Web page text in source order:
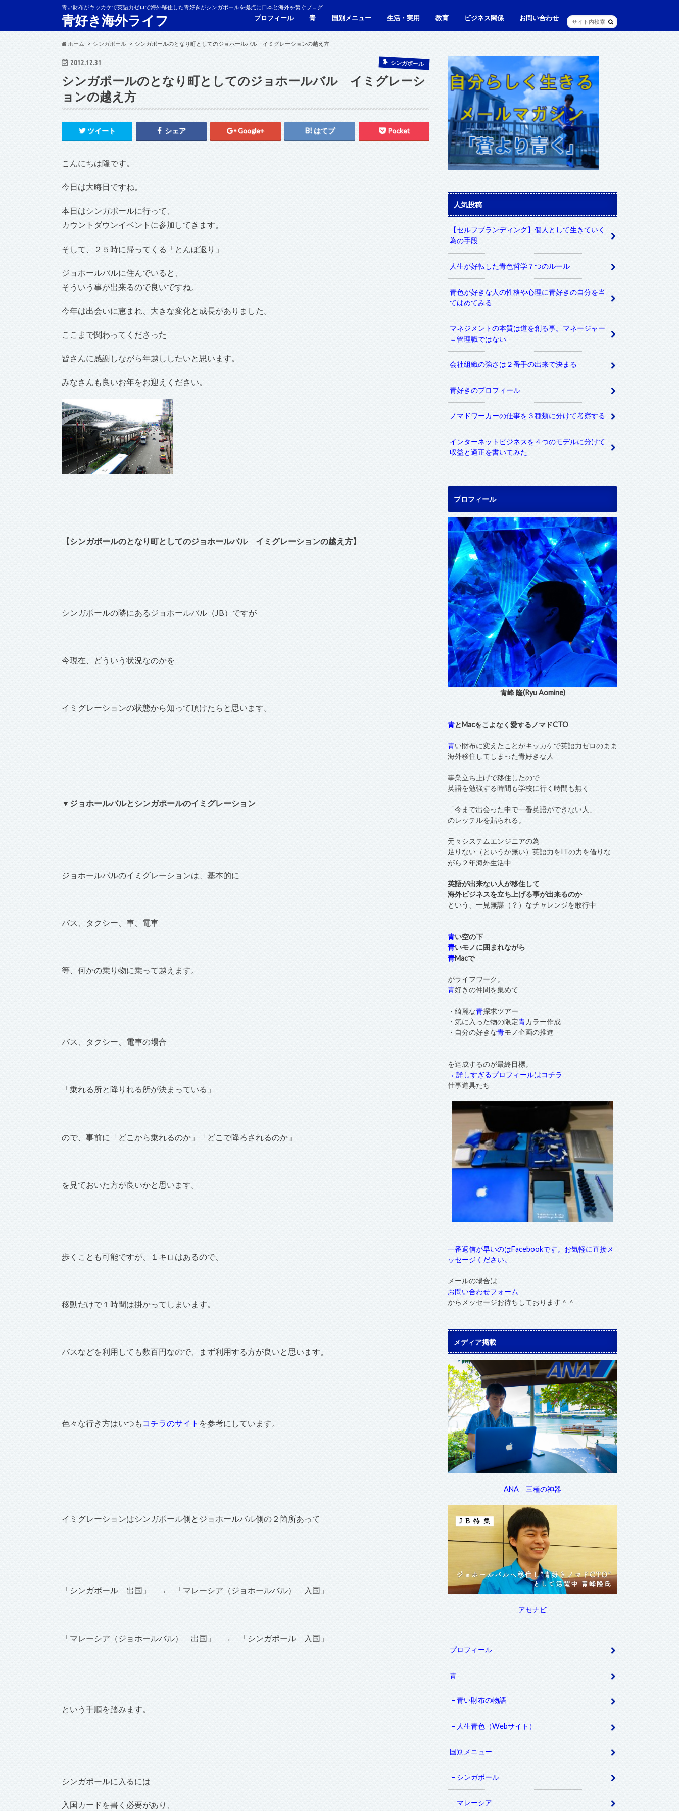
青い財布がキッカケで英語力ゼロで海外移住した青好きがシンガポールを拠点に日本と海外を繋ぐブログ
青好き海外ライフ プロフィール 青 国別メニュー 生活・実用 教育 ビジネス関係 お問い合わせ
ホーム シンガポール シンガポールのとなり町としてのジョホールバル イミグレーションの越え方
2012.12.31 シンガポール
シンガポールのとなり町としてのジョホールバル イミグレーシ
ョンの越え方
ツイート シェア Google+ はてブ Pocket
こんにちは隆です。
今日は大晦日ですね。
本日はシンガポールに行って、
カウントダウンイベントに参加してきます。
そして、２５時に帰ってくる「とんぼ返り」
ジョホールバルに住んでいると、
そういう事が出来るので良いですね。
今年は出会いに恵まれ、大きな変化と成長がありました。
ここまで関わってくださった
皆さんに感謝しながら年越ししたいと思います。
みなさんも良いお年をお迎えください。
【シンガポールのとなり町としてのジョホールバル イミグレーションの越え方】
シンガポールの隣にあるジョホールバル（JB）ですが
今現在、どういう状況なのかを
イミグレーションの状態から知って頂けたらと思います。
▼ジョホールバルとシンガポールのイミグレーション
ジョホールバルのイミグレーションは、基本的に
バス、タクシー、車、電車
等、何かの乗り物に乗って越えます。
バス、タクシー、電車の場合
「乗れる所と降りれる所が決まっている」
ので、事前に「どこから乗れるのか」「どこで降ろされるのか」
を見ておいた方が良いかと思います。
歩くことも可能ですが、１キロはあるので、
移動だけで１時間は掛かってしまいます。
バスなどを利用しても数百円なので、まず利用する方が良いと思います。
色々な行き方はいつも コチラのサイト を参考にしています。
イミグレーションはシンガポール側とジョホールバル側の２箇所あって
「シンガポール 出国」 → 「マレーシア（ジョホールバル） 入国」
「マレーシア（ジョホールバル） 出国」 → 「シンガポール 入国」
という手順を踏みます。
シンガポールに入るには
入国カードを書く必要があり、
人気投稿
【セルフブランディング】個人として生きていく
為の手段
人生が好転した青色哲学７つのルール
青色が好きな人の性格や心理に青好きの自分を当
てはめてみる
マネジメントの本質は道を創る事。マネージャー
＝管理職ではない
会社組織の強さは２番手の出来で決まる
青好きのプロフィール
ノマドワーカーの仕事を３種類に分けて考察する
インターネットビジネスを４つのモデルに分けて
収益と適正を書いてみた
プロフィール
青峰 隆(Ryu Aomine)
青とMacをこよなく愛するノマドCTO
青い財布に変えたことがキッカケで英語力ゼロのまま
海外移住してしまった青好きな人
事業立ち上げで移住したので
英語を勉強する時間も学校に行く時間も無く
「今まで出会った中で一番英語ができない人」
のレッテルを貼られる。
元々システムエンジニアの為
足りない（というか無い）英語力をITの力を借りな
がら２年海外生活中
英語が出来ない人が移住して
海外ビジネスを立ち上げる事が出来るのか
という、一見無謀（？）なチャレンジを敢行中
青い空の下
青いモノに囲まれながら
青Macで
がライフワーク。
青好きの仲間を集めて
・綺麗な青探求ツアー
・気に入った物の限定青カラー作成
・自分の好きな青モノ企画の推進
を達成するのが最終目標。
→ 詳しすぎるプロフィールはコチラ
仕事道具たち
一番返信が早いのはFacebookです。お気軽に直接メ
ッセージください。
メールの場合は
お問い合わせフォーム
からメッセージお待ちしております＾＾
メディア掲載
ANA 三種の神器
アセナビ
プロフィール
青
青い財布の物語
人生青色（Webサイト）
国別メニュー
シンガポール
マレーシア